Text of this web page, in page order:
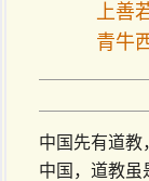
上善
青牛
中国先有道教
中国，道教虽